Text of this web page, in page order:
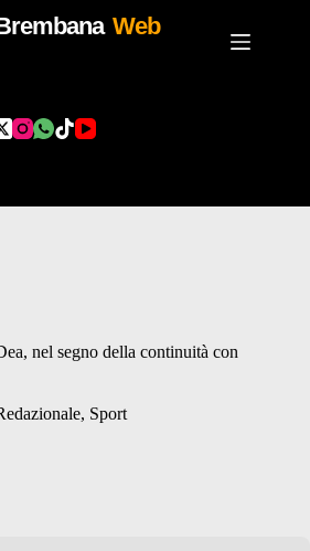
Web
nel segno della continuità con
, Sport